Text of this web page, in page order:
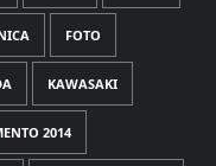
FOTO
KAWASAKI
2014